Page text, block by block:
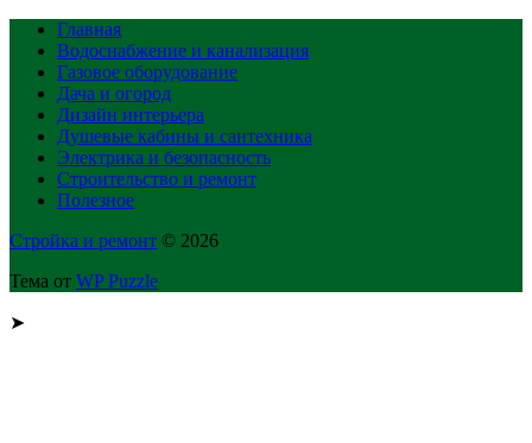
Главная
Водоснабжение и канализация
Газовое оборудование
Дача и огород
Дизайн интерьера
Душевые кабины и сантехника
Электрика и безопасность
Строительство и ремонт
Полезное
Стройка и ремонт © 2026
Тема от WP Puzzle
➤